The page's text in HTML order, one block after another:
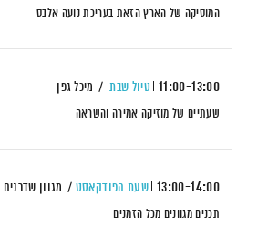
המוסיקה של הארץ הזאת בעריכת נועה אלבס
11:00-13:00 טיול שבת מיכל גפן
שעתיים של מוזיקה אמירה והשראה
13:00-14:00 שעת הפודקאסט מגוון שדרנים
תכנים מגוונים מכל הזמנים